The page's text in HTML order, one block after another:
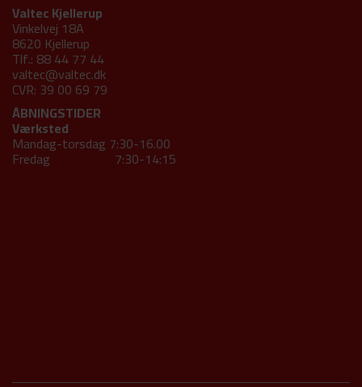
Valtec Kjellerup
Vinkelvej 18A
8620 Kjellerup
Tlf.: 88 44 77 44
valtec@valtec.dk
CVR: 39 00 69 79
ÅBNINGSTIDER
Værksted
Mandag-torsdag 7:30-16.00
Fredag 7:30-14:15